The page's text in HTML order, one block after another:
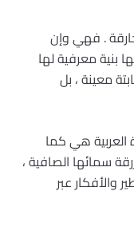
. فهي وإن
بنية معرفية لها
الأسطورة بعقلية ثابتة معينة ، بل
في أسطورة أخرى مصدرها شعب مجاور ) (6) والأسطورة العربية هي كما
سمائها الصافية ،
عبر